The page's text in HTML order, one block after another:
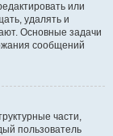
или
удалять и
Основные задачи
сообщений
части,
пользователь